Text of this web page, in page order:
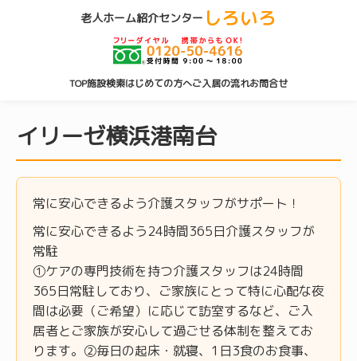
老人ホーム紹介センター しろいろ
TOP施設検索はじめての方へご入居の流れお問合せ
イリーゼ横浜港南台
常に安心できるよう介護スタッフがサポート！
常に安心できるよう24時間365日介護スタッフが
常駐
①ケアの専門技術を持つ介護スタッフは24時間
365日常駐しており、ご家族にとって特に心配な夜
間は必要（ご希望）に応じて訪室するなど、ご入
居者とご家族が安心して過ごせる体制を整えてお
ります。②毎日の起床・就寝、1日3食のお食事、